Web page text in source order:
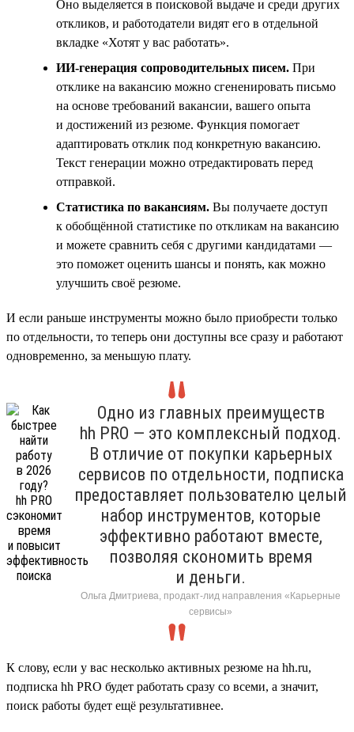
Оно выделяется в поисковой выдаче и среди других
откликов, и работодатели видят его в отдельной
вкладке «Хотят у вас работать».
ИИ-генерация сопроводительных писем. При
отклике на вакансию можно сгененировать письмо
на основе требований вакансии, вашего опыта
и достижений из резюме. Функция помогает
адаптировать отклик под конкретную вакансию.
Текст генерации можно отредактировать перед
отправкой.
Статистика по вакансиям. Вы получаете доступ
к обобщённой статистике по откликам на вакансию
и можете сравнить себя с другими кандидатами —
это поможет оценить шансы и понять, как можно
улучшить своё резюме.
И если раньше инструменты можно было приобрести только
по отдельности, то теперь они доступны все сразу и работают
одновременно, за меньшую плату.
Одно из главных преимуществ
hh PRO — это комплексный подход.
В отличие от покупки карьерных
сервисов по отдельности, подписка
предоставляет пользователю целый
набор инструментов, которые
эффективно работают вместе,
позволяя скономить время
и деньги.
Ольга Дмитриева, продакт-лид направления «Карьерные
сервисы»
К слову, если у вас несколько активных резюме на hh.ru,
подписка hh PRO будет работать сразу со всеми, а значит,
поиск работы будет ещё результативнее.